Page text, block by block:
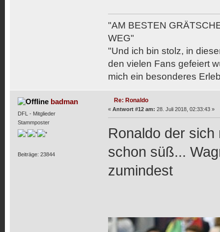
"AM BESTEN
WEG"
"Und ich bin stolz, in
den vielen Fans gefeiert
mich ein besonderes
badman
DFL - Mitglieder
Stammposter
Beiträge: 23844
Re: Ronaldo
« Antwort #12 am: 28. Juli 2018, 02:33:43 »
Ronaldo der
schon süß...
zumindest